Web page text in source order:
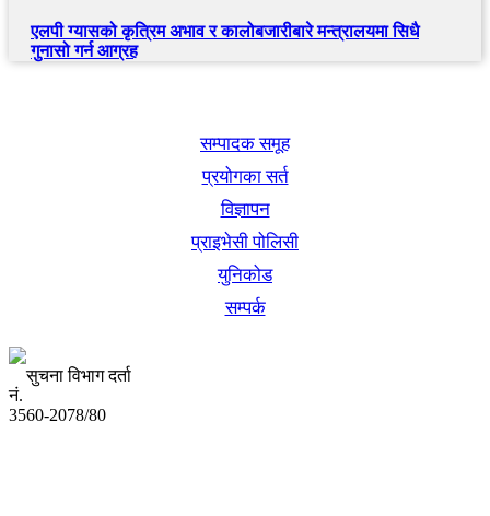
एलपी ग्यासको कृत्रिम अभाव र कालोबजारीबारे मन्त्रालयमा सिधै
गुनासो गर्न आग्रह
सम्पादक समूह
प्रयोगका सर्त
विज्ञापन
प्राइभेसी पोलिसी
युनिकोड
सम्पर्क
सुचना विभाग दर्ता
नं.
3560-2078/80